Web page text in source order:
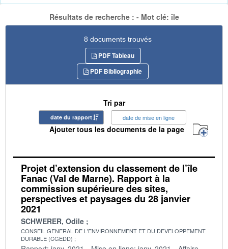
Résultats de recherche : - Mot clé: île
8 documents trouvés
PDF Tableau
PDF Bibliographie
Tri par
date du rapport date de mise en ligne
Ajouter tous les documents de la page
Projet d’extension du classement de l’île
Fanac (Val de Marne). Rapport à la
commission supérieure des sites,
perspectives et paysages du 28 janvier
2021
SCHWERER, Odile
CONSEIL GENERAL DE L'ENVIRONNEMENT ET DU DEVELOPPEMENT
DURABLE (CGEDD)